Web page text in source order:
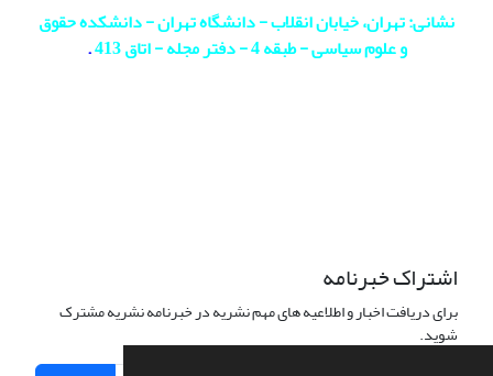
نشانی: تهران، خیابان انقلاب - دانشگاه تهران - دانشکده حقوق
و علوم سیاسی - طبقه 4 - دفتر مجله - اتاق 413
.
اشتراک خبرنامه
برای دریافت اخبار و اطلاعیه های مهم نشریه در خبرنامه نشریه مشترک
شوید.